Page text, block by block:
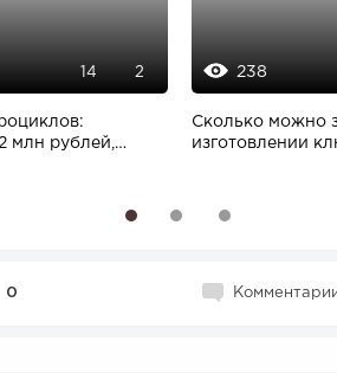
14 2
млн рублей,
238
Сколько можно
изготовлении
1 2 3
0 Комментарии